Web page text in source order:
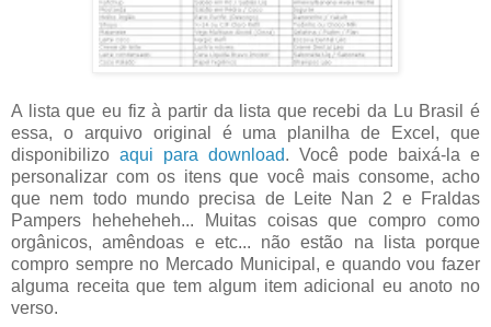
A lista que eu fiz à partir da lista que recebi da Lu Brasil é
essa, o arquivo original é uma planilha de Excel, que
disponibilizo aqui para download. Você pode baixá-la e
personalizar com os itens que você mais consome, acho
que nem todo mundo precisa de Leite Nan 2 e Fraldas
Pampers heheheheh... Muitas coisas que compro como
orgânicos, amêndoas e etc... não estão na lista porque
compro sempre no Mercado Municipal, e quando vou fazer
alguma receita que tem algum item adicional eu anoto no
verso.